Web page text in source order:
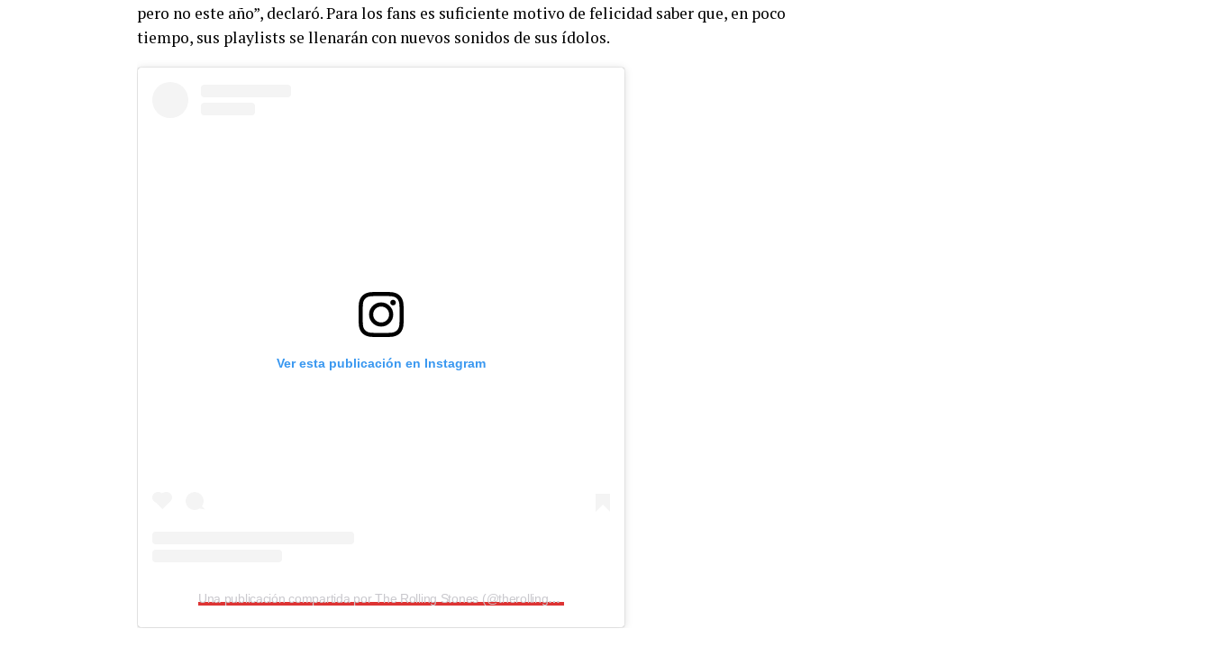
pero no este año”, declaró. Para los fans es suficiente motivo de felicidad saber que, en poco
tiempo, sus playlists se llenarán con nuevos sonidos de sus ídolos.
Ver esta publicación en Instagram
Una publicación compartida por The Rolling Stones (@therollingstones)